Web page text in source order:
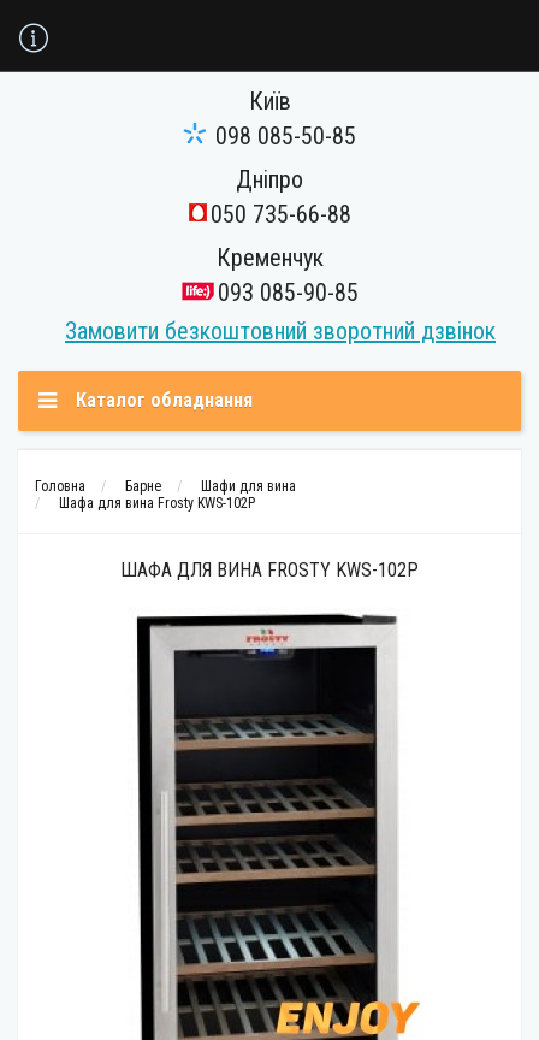
Київ
098 085-50-85
Дніпро
050 735-66-88
Кременчук
093 085-90-85
Замовити безкоштовний зворотний дзвінок
Каталог обладнання
Головна Барне
Шафи для вина
Шафа для вина Frosty KWS-102P
ШАФА ДЛЯ ВИНА FROSTY KWS-102P